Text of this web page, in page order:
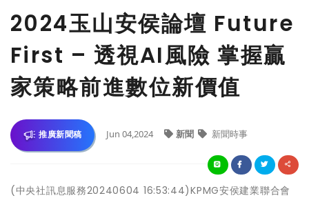
2024玉山安侯論壇 Future
First – 透視AI風險 掌握贏
家策略前進數位新價值
推廣新聞稿 Jun 04,2024 新聞 新聞時事
(中央社訊息服務20240604 16:53:44)KPMG安侯建業聯合會